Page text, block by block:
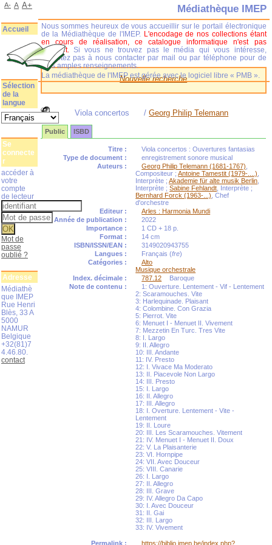
Nouvelle recherche
Viola concertos /Georg Philip Telemann
Public ISBD
Titre :
Viola concertos : Ouvertures fantasias
Type de document :
enregistrement sonore musical
Auteurs :
Georg Philip Telemann (1681-1767)
Compositeur ;Antoine Tamestit (1979-....)
Interprète ;Akademie für alte musik Berlin
Interprète ;Sabine Fehlandt , Interprète ;
Bernhard Forck (1963-...) , Chef
d'orchestre
Editeur :
Arles : Harmonia Mundi
Année de publication :
2022
Importance :
1 CD + 18 p.
Format :
14 cm
ISBN/ISSN/EAN :
3149020943755
Langues :
Français (fre)
Catégories :
Alto
Musique orchestrale
Index. décimale :
787.12
Baroque
Note de contenu :
1: Ouverture. Lentement - Vif - Lentement
2: Scaramouches. Vite
3: Harlequinade. Plaisant
4: Colombine. Con Grazia
5: Pierrot. Vite
6: Menuet I - Menuet II. Vivement
7: Mezzetin En Turc. Tres Vite
8: I. Largo
9: II. Allegro
10: III. Andante
11: IV. Presto
12: I. Vivace Ma Moderato
13: II. Piacevole Non Largo
14: III. Presto
15: I. Largo
16: II. Allegro
17: III. Allegro
18: I. Overture. Lentement - Vite -
Lentement
19: II. Loure
20: III. Les Scaramouches. Vitement
21: IV. Menuet I - Menuet II. Doux
22: V. La Plaisanterie
23: VI. Hornpipe
24: VII. Avec Douceur
25: VIII. Canarie
26: I. Largo
27: II. Allegro
28: III. Grave
29: IV. Allegro Da Capo
30: I. Avec Douceur
31: II. Gai
32: III. Largo
33: IV. Vivement
Permalink : https://biblio.imep.be/index.php?
Médiathèque IMEP
Nous sommes heureux de vous accueillir sur le portail électronique
de la Médiathèque de l'IMEP. L'encodage de nos collections étant
en cours de réalisation, ce catalogue informatique n'est pas
complet.
Si vous ne trouvez pas le média qui vous intéresse,
n'hésitez pas à nous contacter par mail ou par téléphone pour de
plus amples renseignements.
La médiathèque de l'IMEP est gérée avec le logiciel libre « PMB ».
A- A A+
Accueil
Sélection
de la
langue
Se
connecte
r
accéder à
votre
compte
de lecteur
Mot de
passe
oublié ?
Adresse
Médiathè
que IMEP
Rue Henri
Blès, 33 A
5000
NAMUR
Belgique
+32(81)7
4.46.80.
contact